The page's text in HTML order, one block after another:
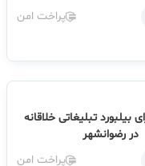
پراخت امن
بیلبورد تبلیغاتی خلاقانه
در رضوانشهر
پراخت امن